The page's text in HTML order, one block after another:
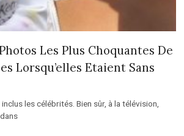
Les Plus Choquantes De
Lorsqu’elles Etaient Sans
les célébrités. Bien sûr, à la télévision,